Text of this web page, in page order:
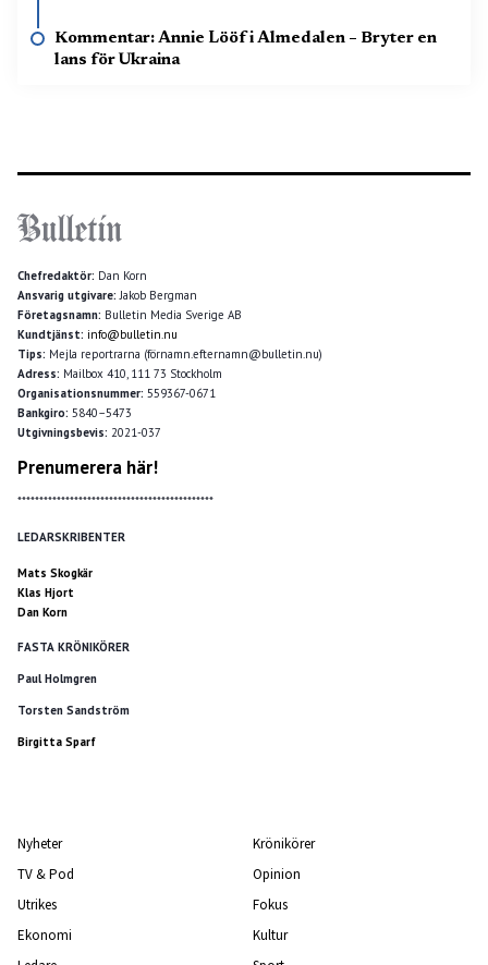
Kommentar: Annie Lööf i Almedalen – Bryter en
lans för Ukraina
Chefredaktör: Dan Korn
Ansvarig utgivare:Jakob Bergman
Företagsnamn: Bulletin Media Sverige AB
Kundtjänst: info@bulletin.nu
Tips: Mejla reportrarna (förnamn.efternamn@bulletin.nu)
Adress: Mailbox 410, 111 73 Stockholm
Organisationsnummer: 559367-0671
Bankgiro: 5840–5473
Utgivningsbevis: 2021-037
Prenumerera här!
*********************************************
LEDARSKRIBENTER
Mats Skogkär
Klas Hjort
Dan Korn
FASTA KRÖNIKÖRER
Paul Holmgren
Torsten Sandström
Birgitta Sparf
Nyheter
TV & Pod
Utrikes
Ekonomi
Krönikörer
Opinion
Fokus
Kultur